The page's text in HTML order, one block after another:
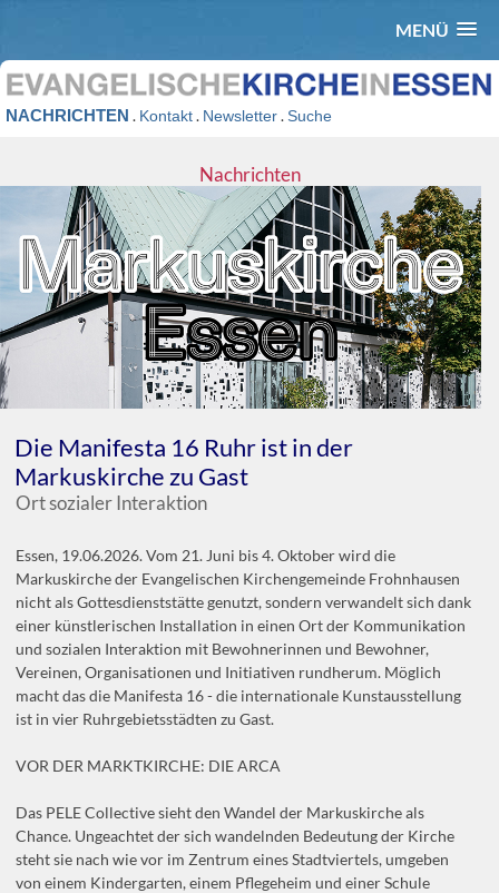
MENÜ
NACHRICHTEN . Kontakt. Newsletter.Suche
Nachrichten
Die Manifesta 16 Ruhr ist in der
Markuskirche zu Gast
Ort sozialer Interaktion
Essen, 19.06.2026. Vom 21. Juni bis 4. Oktober wird die
Markuskirche der Evangelischen Kirchengemeinde Frohnhausen
nicht als Gottesdienststätte genutzt, sondern verwandelt sich dank
einer künstlerischen Installation in einen Ort der Kommunikation
und sozialen Interaktion mit Bewohnerinnen und Bewohner,
Vereinen, Organisationen und Initiativen rundherum. Möglich
macht das die Manifesta 16 - die internationale Kunstausstellung
ist in vier Ruhrgebietsstädten zu Gast.
VOR DER MARKTKIRCHE: DIE ARCA
Das PELE Collective sieht den Wandel der Markuskirche als
Chance. Ungeachtet der sich wandelnden Bedeutung der Kirche
steht sie nach wie vor im Zentrum eines Stadtviertels, umgeben
von einem Kindergarten, einem Pflegeheim und einer Schule